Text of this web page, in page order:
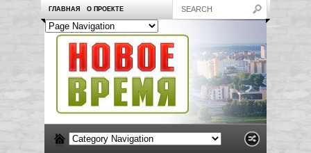
ГЛАВНАЯ О ПРОЕКТЕ